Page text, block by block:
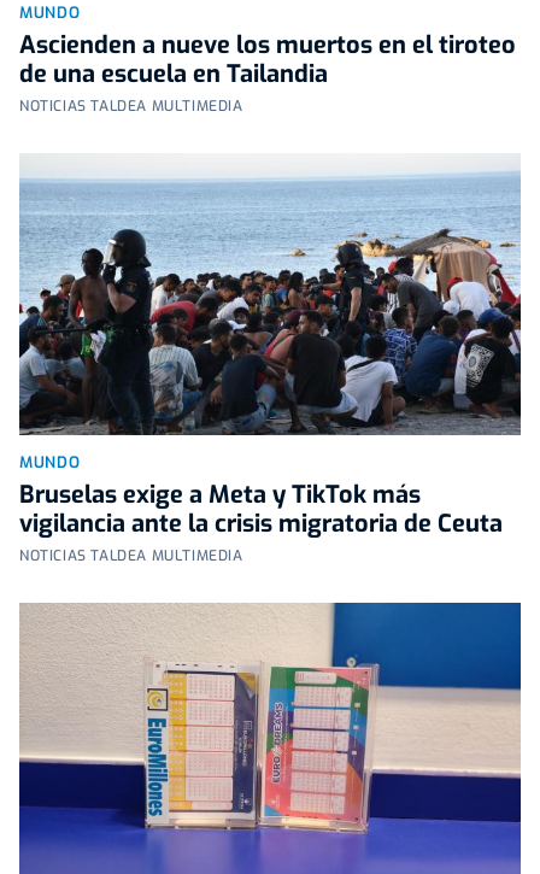
MUNDO
Ascienden a nueve los muertos en el tiroteo
de una escuela en Tailandia
NOTICIAS TALDEA MULTIMEDIA
MUNDO
Bruselas exige a Meta y TikTok más
vigilancia ante la crisis migratoria de Ceuta
NOTICIAS TALDEA MULTIMEDIA